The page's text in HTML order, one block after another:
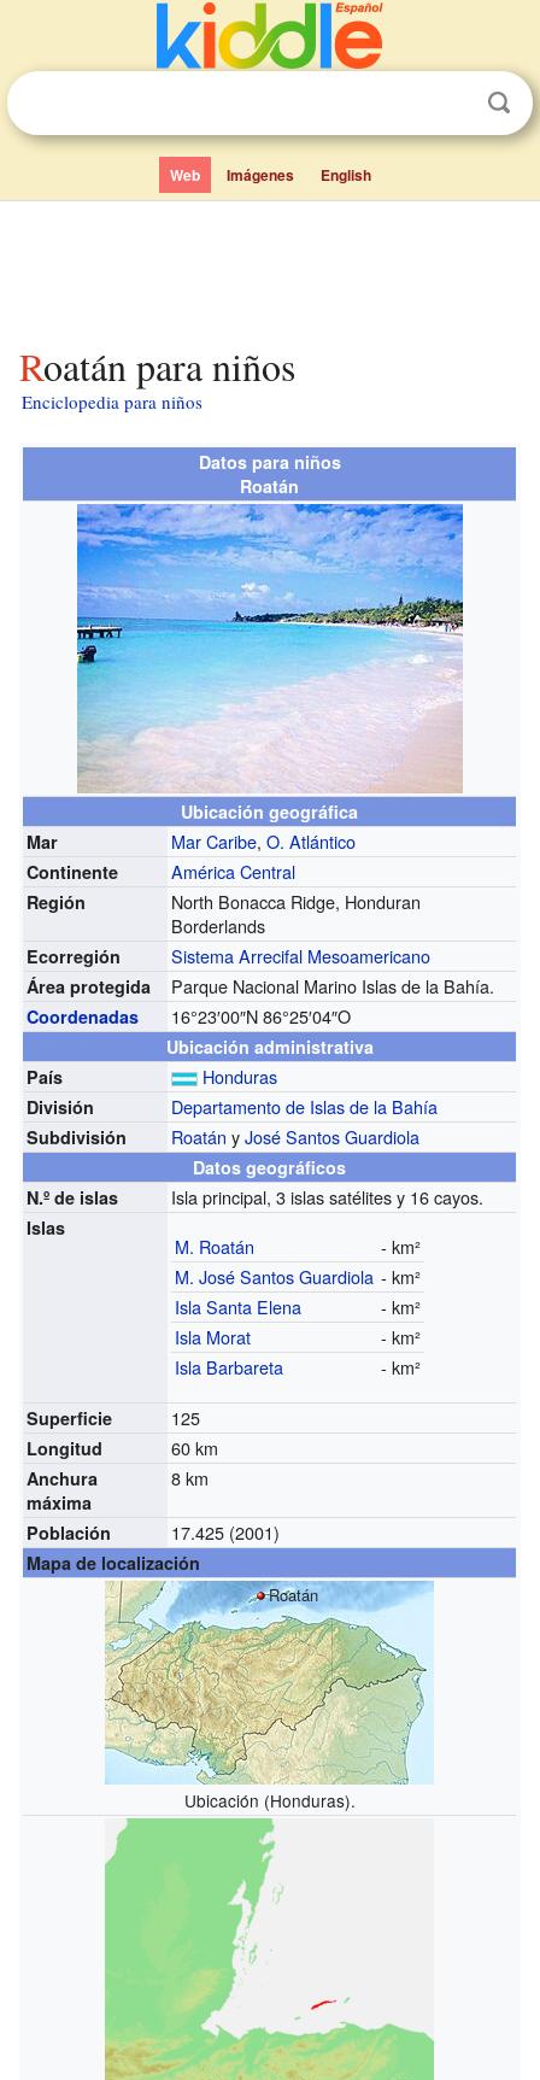
Web Imágenes English
Roatán para niños
Enciclopedia para niños
Datos para niños
Roatán
Ubicación geográfica
Mar
Mar Caribe,O. Atlántico
Continente América Central
Región
North Bonacca Ridge, Honduran
Borderlands
Ecorregión Sistema Arrecifal Mesoamericano
Área protegida Parque Nacional Marino Islas de la Bahía.
Coordenadas 16°23′00″N86°25′04″O
Ubicación administrativa
País
Honduras
División Departamento de Islas de la Bahía
Subdivisión Roatán yJosé Santos Guardiola
Datos geográficos
N.º de islas
Isla principal, 3 islas satélites y 16 cayos.
Islas
M. Roatán
- km²
M. José Santos Guardiola - km²
Isla Santa Elena
- km²
Isla Morat
- km²
Isla Barbareta
- km²
Superficie 125
Longitud 60 km
Anchura
máxima
8 km
Población 17.425 (2001)
Mapa de localización
Roatán
Ubicación (Honduras).